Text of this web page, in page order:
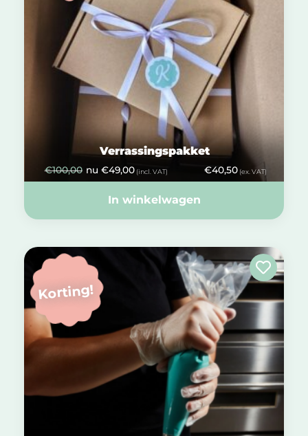
Verrassingspakket
€100,00 nu €49,00(incl. VAT) €40,50 (ex. VAT)
In winkelwagen
Korting!